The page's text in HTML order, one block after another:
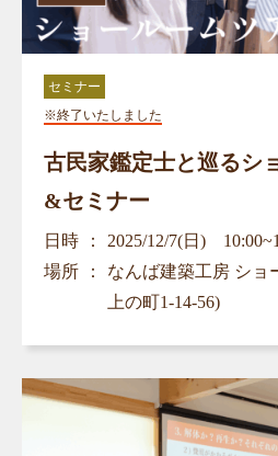
セミナー
※終了いたしました
古民家鑑定士と巡るシ
&セミナー
日時
2025/12/7(日)
場所
なんば建築工房 ショ
上の町1-14-56)